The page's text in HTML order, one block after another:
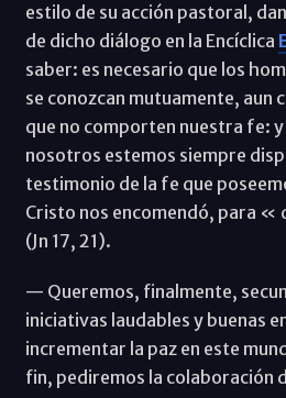
estilo de su acción pastoral,
de dicho diálogo en la Encíclica
saber: es necesario que los
se conozcan mutuamente, aun
que no comporten nuestra fe: y
nosotros estemos siempre
testimonio de la fe que
Cristo nos encomendó, para «
(Jn 17, 21).
— Queremos, finalmente,
iniciativas laudables y buenas
incrementar la paz en este
fin, pediremos la colaboración